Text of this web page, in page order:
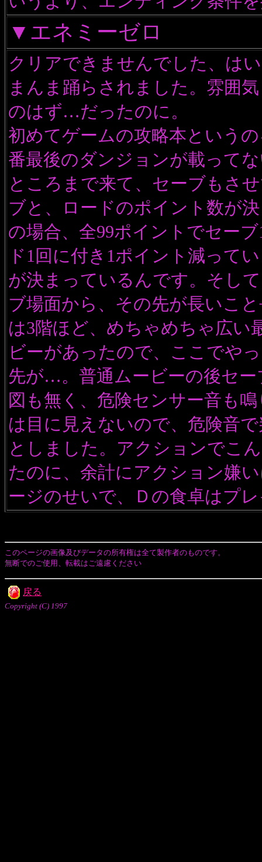
▼エネミーゼロ
クリアできませんでした、は
まんま踊らされました。雰囲
のはず…だったのに。
初めてゲームの攻略本という
番最後のダンジョンが載って
ところまで来て、セーブもさ
ブと、ロードのポイント数が
の場合、全99ポイントでセー
ド1回に付き1ポイント減って
が決まっているんです。そし
ブ場面から、その先が長いこ
は3階ほど、めちゃめちゃ広い
ビーがあったので、ここでや
先が…。普通ムービーの後セ
図も無く、危険センサー音も
は目に見えないので、危険音
としました。アクションでこ
たのに、余計にアクション嫌
ージのせいで、Ｄの食卓はプ
このページの画像及びデータの所有権は全て製作者のものです。
無断でのご使用、転載はご遠慮ください
戻る
Copyright (C) 1997